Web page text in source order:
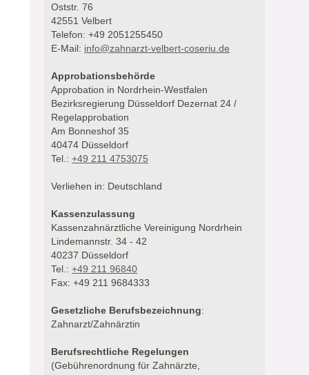
Oststr. 76
42551 Velbert
Telefon: +49 2051255450
E-Mail: info@zahnarzt-velbert-coseriu.de
Approbationsbehörde
Approbation in Nordrhein-Westfalen
Bezirksregierung Düsseldorf Dezernat 24 /
Regelapprobation
Am Bonneshof 35
40474 Düsseldorf
Tel.: +49 211 4753075
Verliehen in: Deutschland
Kassenzulassung
Kassenzahnärztliche Vereinigung Nordrhein
Lindemannstr. 34 - 42
40237 Düsseldorf
Tel.: +49 211 96840
Fax: +49 211 9684333
Gesetzliche Berufsbezeichnung:
Zahnarzt/Zahnärztin
Berufsrechtliche Regelungen
(Gebührenordnung für Zahnärzte,